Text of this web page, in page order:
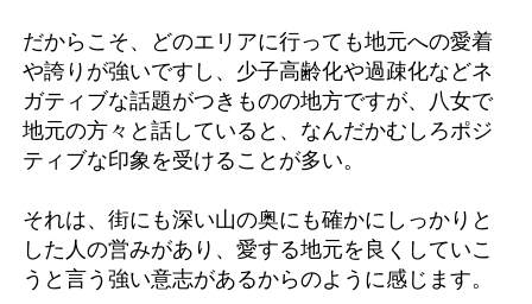
だからこそ、どのエリアに行っても地元への愛着
や誇りが強いですし、少子高齢化や過疎化などネ
ガティブな話題がつきものの地方ですが、八女で
地元の方々と話していると、なんだかむしろポジ
ティブな印象を受けることが多い。
それは、街にも深い山の奥にも確かにしっかりと
した人の営みがあり、愛する地元を良くしていこ
うと言う強い意志があるからのように感じます。